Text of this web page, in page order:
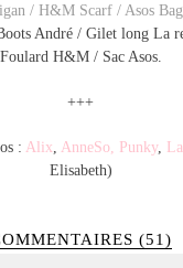
/ H&M Scarf / Asos
André / Gilet long La
Foulard H&M / Sac Asos.
+++
: Alix AnneSo, Punky,
Elisabeth)
(51)